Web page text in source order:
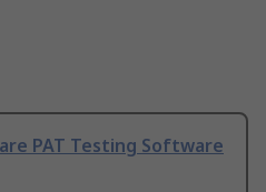
PAT Testing Software